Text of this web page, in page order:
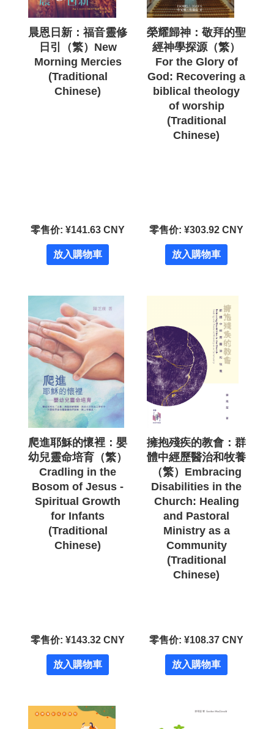
晨恩日新：福音靈修
日引（繁）New
Morning Mercies
(Traditional
Chinese)
零售价: ¥141.63 CNY
放入購物車
榮耀歸神：敬拜的聖
經神學探源（繁）
For the Glory of
God: Recovering a
biblical theology
of worship
(Traditional
Chinese)
零售价: ¥303.92 CNY
放入購物車
爬進耶穌的懷裡：嬰
幼兒靈命培育（繁）
Cradling in the
Bosom of Jesus -
Spiritual Growth
for Infants
(Traditional
Chinese)
零售价: ¥143.32 CNY
放入購物車
擁抱殘疾的教會：群
體中經歷醫治和牧養
（繁）Embracing
Disabilities in the
Church: Healing
and Pastoral
Ministry as a
Community
(Traditional
Chinese)
零售价: ¥108.37 CNY
放入購物車